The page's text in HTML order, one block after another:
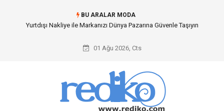
BU ARALAR MODA
Yurtdışı Nakliye ile Markanızı Dünya Pazarına Güvenle Taşıyın
01 Ağu 2026, Cts